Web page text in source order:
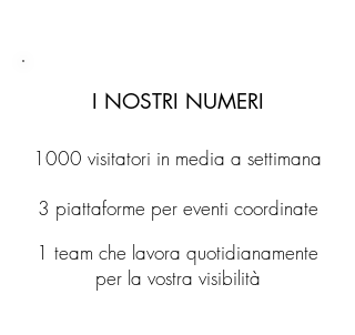
I NOSTRI NUMERI
1000 visitatori in media a settimana
3 piattaforme per eventi coordinate
1 team che lavora quotidianamente
per la vostra visibilità